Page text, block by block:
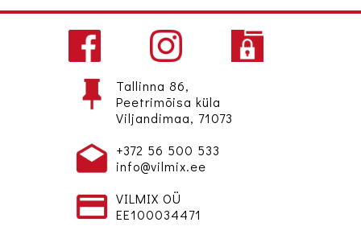
Tallinna 86,
Peetrimõisa küla
Viljandimaa, 71073
+372 56 500 533
info@vilmix.ee
VILMIX OÜ
EE100034471